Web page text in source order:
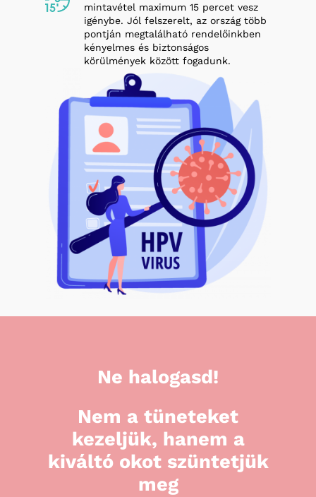
mintavétel maximum 15 percet vesz
igénybe. Jól felszerelt, az ország több
pontján megtalálható rendelőinkben
kényelmes és biztonságos
körülmények között fogadunk.
Ne halogasd!
Nem a tüneteket
kezeljük, hanem a
kiváltó okot szüntetjük
meg